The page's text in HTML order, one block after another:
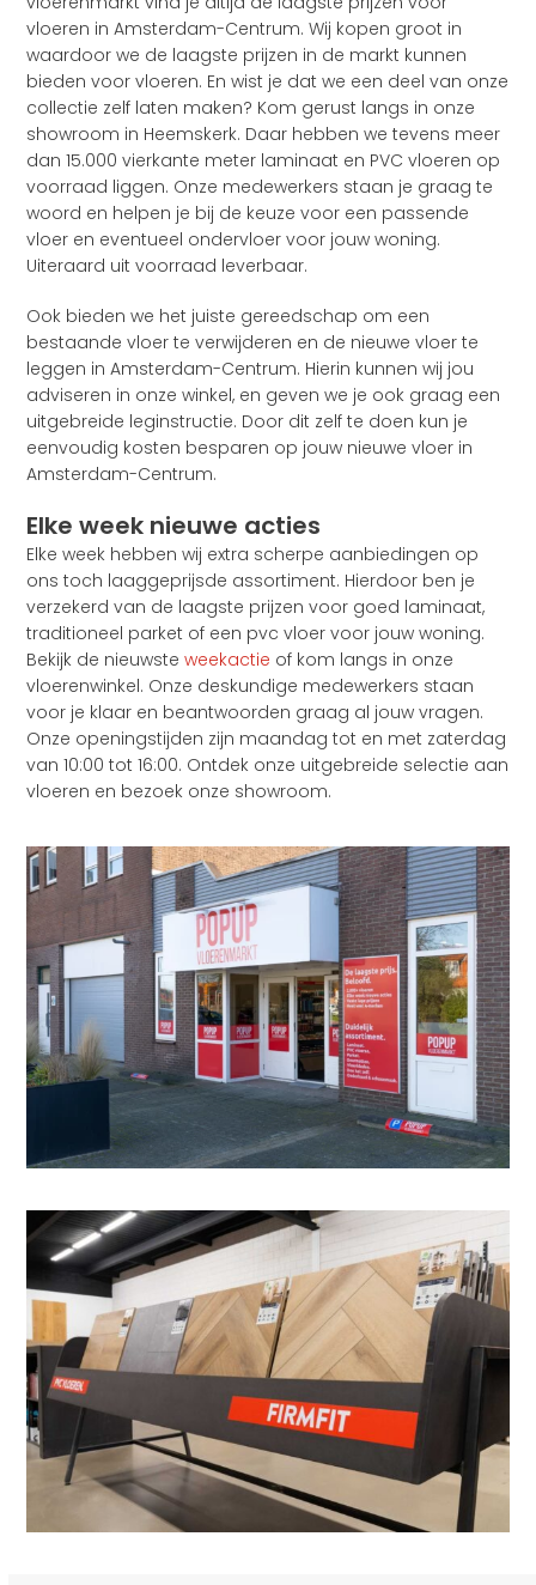
vloeren in Amsterdam-Centrum. Wij kopen groot in
waardoor we de laagste prijzen in de markt kunnen
bieden voor vloeren. En wist je dat we een deel van onze
collectie zelf laten maken? Kom gerust langs in onze
showroom in Heemskerk. Daar hebben we tevens meer
dan 15.000 vierkante meter laminaat en PVC vloeren op
voorraad liggen. Onze medewerkers staan je graag te
woord en helpen je bij de keuze voor een passende
vloer en eventueel ondervloer voor jouw woning.
Uiteraard uit voorraad leverbaar.
Ook bieden we het juiste gereedschap om een
bestaande vloer te verwijderen en de nieuwe vloer te
leggen in Amsterdam-Centrum. Hierin kunnen wij jou
adviseren in onze winkel, en geven we je ook graag een
uitgebreide leginstructie. Door dit zelf te doen kun je
eenvoudig kosten besparen op jouw nieuwe vloer in
Amsterdam-Centrum.
Elke week nieuwe acties
Elke week hebben wij extra scherpe aanbiedingen op
ons toch laaggeprijsde assortiment. Hierdoor ben je
verzekerd van de laagste prijzen voor goed laminaat,
traditioneel parket of een pvc vloer voor jouw woning.
Bekijk de nieuwsteweekactie of kom langs in onze
vloerenwinkel. Onze deskundige medewerkers staan
voor je klaar en beantwoorden graag al jouw vragen.
Onze openingstijden zijn maandag tot en met zaterdag
van 10:00 tot 16:00. Ontdek onze uitgebreide selectie aan
vloeren en bezoek onze showroom.